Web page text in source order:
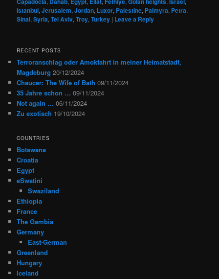
Istanbul,Jerusalem,Jordan, Luxor, Palestine, Palmyra, Petra,
Sinai,Syria,Tel Aviv,Troy,Turkey | Leave a Reply
RECENT POSTS
Terroranschlag oder Amokfahrt in meiner Heimatstadt,
Magdeburg 20/12/2024
Chaucer: The Wife of Bath 09/11/2024
35 Jahre schon … 09/11/2024
Not again … 06/11/2024
Zu exotisch 19/10/2024
COUNTRIES
Botswana
Croatia
Egypt
eSwatini
Swaziland
Ethiopia
France
The Gambia
Germany
East-German
Greenland
Hungary
Iceland